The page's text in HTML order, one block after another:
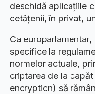
deschidă aplicațiile
cetățenii, în privat,
Ca
specifice la
normelor actuale,
criptarea de la
encryption) să